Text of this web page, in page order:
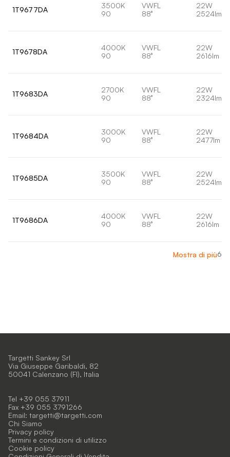
1T9677DA
3500K
90
VWFL
88°
22W
2524lm
1T9678DA
4000K
90
VWFL
88°
22W
2616lm
1T9683DA
2700K
90
VWFL
88°
22W
2324lm
1T9684DA
3000K
90
VWFL
88°
22W
2477lm
1T9685DA
3500K
90
VWFL
88°
22W
2524lm
1T9686DA
4000K
90
VWFL
88°
22W
2616lm
Mostra di più6
Targetti Sankey Srl
Via Giuseppe Garibaldi, 82
50041 Calenzano (FI), Italia
Tel +39 055 37911
Fax +39 055 3791266
Email: targetti@targetti.com
Chi Siamo
Privacy policy
Termini e condizioni di utilizzo
Cookie policy